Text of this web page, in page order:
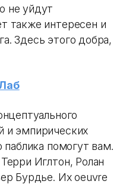
не уйдут
также интересен и
Здесь этого добра,
и эмпирических
помогут вам.
Иглтон, Ролан
Бурдье. Их oeuvre